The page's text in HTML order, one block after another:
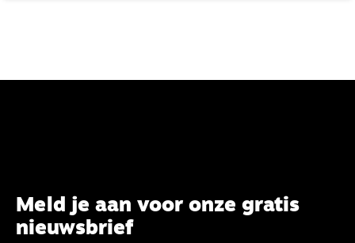
Meld je aan voor onze gratis
nieuwsbrief